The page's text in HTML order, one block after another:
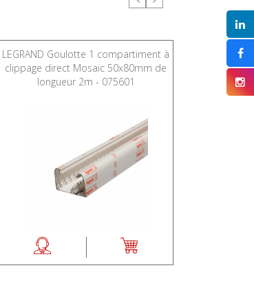
LEGRAND Goulotte 1 compartiment à
clippage direct Mosaic 50x80mm de
longueur 2m - 075601